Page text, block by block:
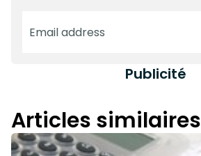
Publicité
Articles similaires